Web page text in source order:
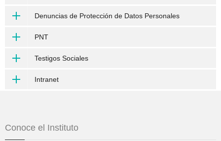
Denuncias de Protección de Datos Personales
PNT
Testigos Sociales
Intranet
Conoce el Instituto